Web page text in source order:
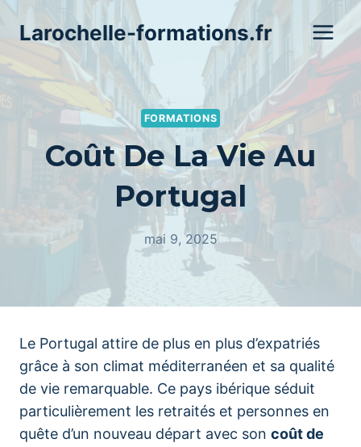
Aller
Larochelle-formations.fr
FORMATIONS
Coût De La Vie Au
Portugal
mai 9, 2025
Le Portugal attire de plus en plus d’expatriés
grâce à son climat méditerranéen et sa qualité
de vie remarquable. Ce pays ibérique séduit
particulièrement les retraités et personnes en
quête d’un nouveau départ avec son coût de